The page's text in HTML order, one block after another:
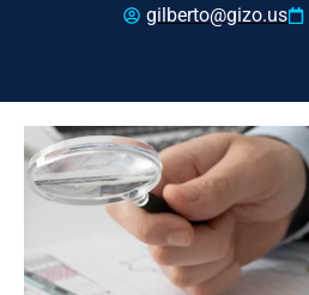
gilberto@gizo.us